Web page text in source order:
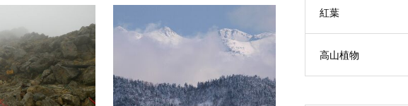
紅葉
高山植物